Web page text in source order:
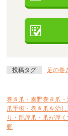
投稿タグ 足の巻
巻き爪・秦野巻き爪
爪手術・巻き爪を治
り・肥厚爪・爪が厚
野